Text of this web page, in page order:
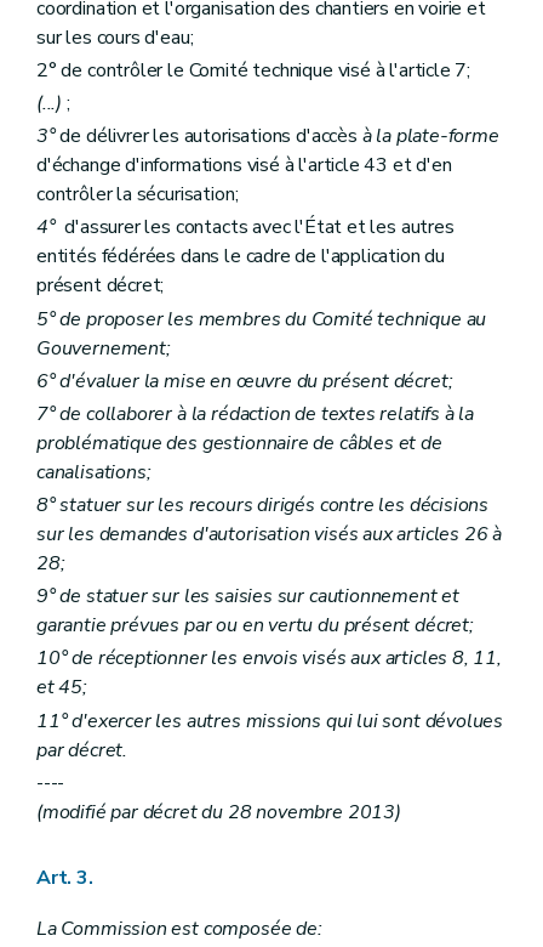
coordination et l'organisation des chantiers en voirie et
sur les cours d'eau;
2° de contrôler le Comité technique visé à l'article 7;
(...) ;
3°de délivrer les autorisations d'accès à la plate-forme
d'échange d'informations visé à l'article 43 et d'en
contrôler la sécurisation;
4°d'assurer les contacts avec l'État et les autres
entités fédérées dans le cadre de l'application du
présent décret;
5° de proposer les membres du Comité technique au
Gouvernement;
6° d'évaluer la mise en œuvre du présent décret;
7° de collaborer à la rédaction de textes relatifs à la
problématique des gestionnaire de câbles et de
canalisations;
8° statuer sur les recours dirigés contre les décisions
sur les demandes d'autorisation visés aux articles 26 à
28;
9° de statuer sur les saisies sur cautionnement et
garantie prévues par ou en vertu du présent décret;
10° de réceptionner les envois visés aux articles 8, 11,
et 45;
11° d'exercer les autres missions qui lui sont dévolues
par décret.
----
(modifié par décret du 28 novembre 2013)
Art. 3.
La Commission est composée de: